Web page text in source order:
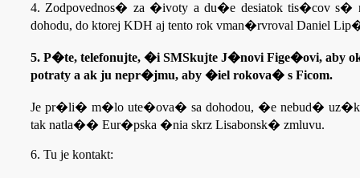
4. Zodpovednos� za �ivoty a du�e desiatok tis�cov
dohodu, do ktorej KDH aj tento rok vman�rvroval Daniel
5. P�te, telefonujte, �i SMSkujte J�novi Fige�ovi, aby
potraty a ak ju nepr�jmu, aby �iel rokova� s Ficom.
Je pr�li� m�lo ute�ova� sa dohodou, �e nebud�
tak natla�� Eur�pska �nia skrz Lisabonsk� zmluvu.
6. Tu je kontakt: